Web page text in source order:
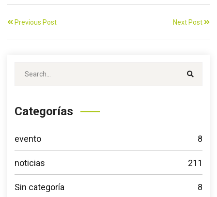
Previous Post Next Post
Categorías
evento 8
noticias 211
Sin categoría 8